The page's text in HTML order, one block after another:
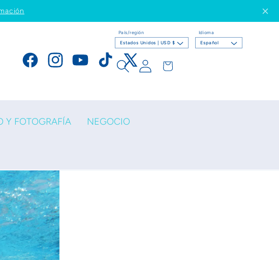
Y FOTOGRAFÍA NEGOCIO
FacebookInstagramYouTubeTikTokX
País/región
Estados Unidos | USD $
Idioma
Español
Iniciar
sesión
Carrito